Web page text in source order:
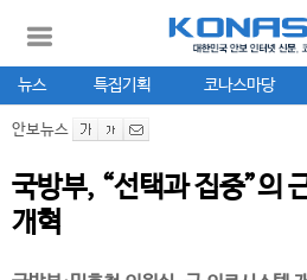
뉴스 특집기획 코나스마당
안보뉴스
국방부, “선택과 집중”의
개혁